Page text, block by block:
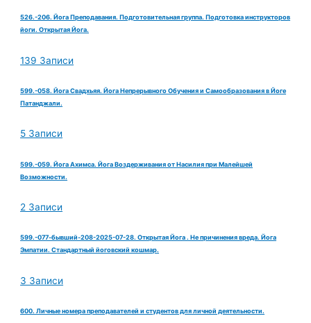
526.-206. Йога Преподавания. Подготовительная группа. Подготовка инструкторов
йоги. Открытая Йога.
139 Записи
599.-058. Йога Свадхьяя. Йога Непрерывного Обучения и Самообразования в Йоге
Патанджали.
5 Записи
599.-059. Йога Ахимса. Йога Воздерживания от Насилия при Малейшей
Возможности.
2 Записи
599.-077-бывший-208-2025-07-28. Открытая Йога . Не причинения вреда. Йога
Эмпатии. Стандартный йоговский кошмар.
3 Записи
600. Личные номера преподавателей и студентов для личной деятельности.